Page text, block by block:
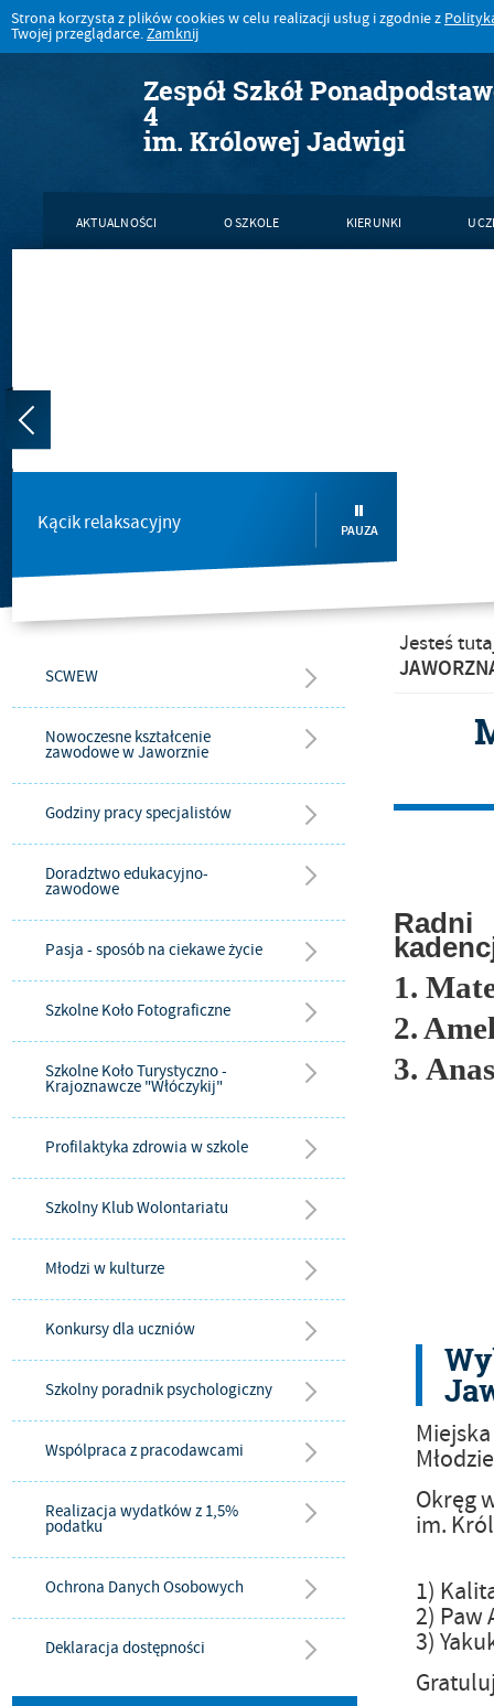
Strona korzysta z plików cookies w celu realizacji usług i zgodnie z
Twojej przeglądarce.Zamknij
Zespół Szkół
4
im. Królowej Jadwigi
AKTUALNOŚCI O SZKOLE KIERUNKI
Kącik relaksacyjny PAUZA
SCWEW
Nowoczesne kształcenie
zawodowe w Jaworznie
Godziny pracy specjalistów
Doradztwo edukacyjno-
zawodowe
Pasja - sposób na ciekawe życie
Szkolne Koło Fotograficzne
Szkolne Koło Turystyczno -
Krajoznawcze "Włóczykij"
Profilaktyka zdrowia w szkole
Szkolny Klub Wolontariatu
Młodzi w kulturze
Konkursy dla uczniów
Szkolny poradnik psychologiczny
Wspólpraca z pracodawcami
Realizacja wydatków z 1,5%
podatku
Ochrona Danych Osobowych
Deklaracja dostępności
Jesteś
Radni
1.
2.
3.
Okręg
im.
1)
2) Paw
3)